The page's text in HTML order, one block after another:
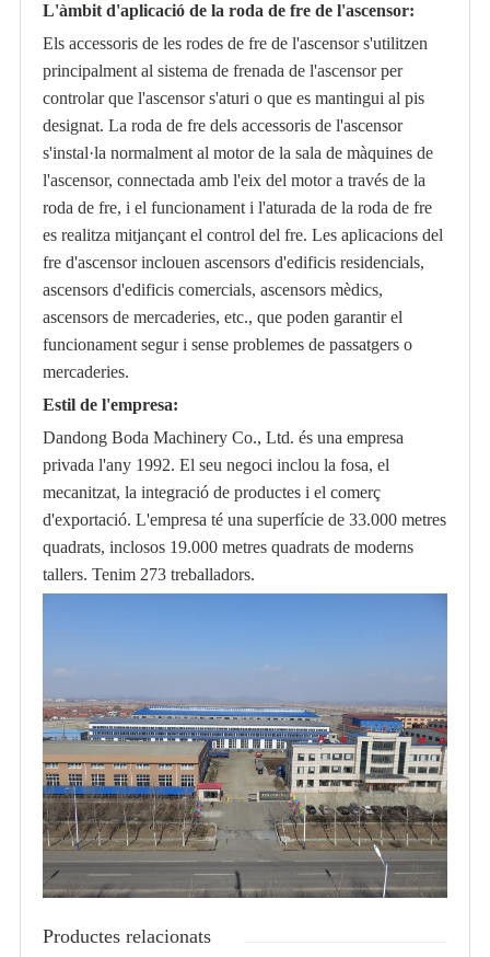
L'àmbit d'aplicació de la roda de fre de l'ascensor:
Els accessoris de les rodes de fre de l'ascensor s'utilitzen
principalment al sistema de frenada de l'ascensor per
controlar que l'ascensor s'aturi o que es mantingui al pis
designat. La roda de fre dels accessoris de l'ascensor
s'instal·la normalment al motor de la sala de màquines de
l'ascensor, connectada amb l'eix del motor a través de la
roda de fre, i el funcionament i l'aturada de la roda de fre
es realitza mitjançant el control del fre. Les aplicacions del
fre d'ascensor inclouen ascensors d'edificis residencials,
ascensors d'edificis comercials, ascensors mèdics,
ascensors de mercaderies, etc., que poden garantir el
funcionament segur i sense problemes de passatgers o
mercaderies.
Estil de l'empresa:
Dandong Boda Machinery Co., Ltd. és una empresa
privada l'any 1992. El seu negoci inclou la fosa, el
mecanitzat, la integració de productes i el comerç
d'exportació. L'empresa té una superfície de 33.000 metres
quadrats, inclosos 19.000 metres quadrats de moderns
tallers. Tenim 273 treballadors.
Productes relacionats